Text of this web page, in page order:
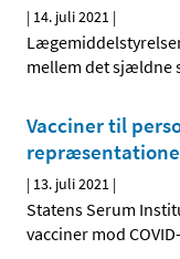
| 14. juli 2021 |
mellem det sjældne
Vacciner til
| 13. juli 2021 |
Statens Serum
vacciner mod